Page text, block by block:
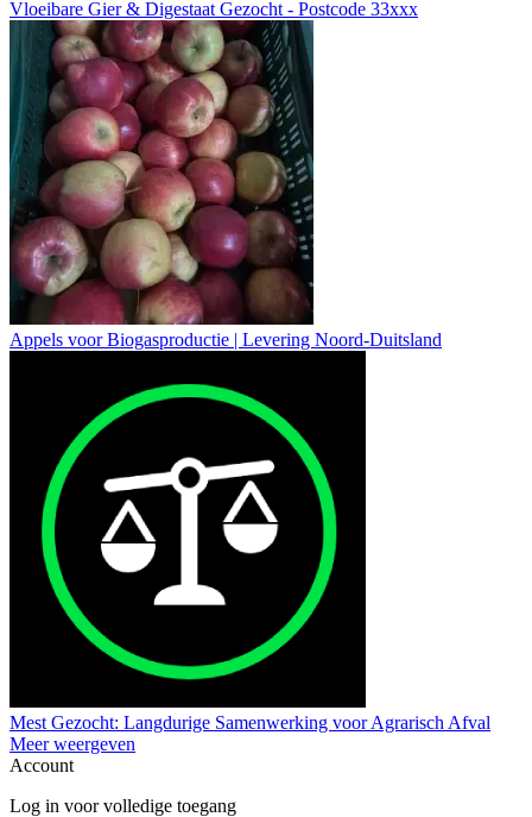
Vloeibare Gier & Digestaat Gezocht - Postcode 33xxx
Appels voor Biogasproductie | Levering Noord-Duitsland
Mest Gezocht: Langdurige Samenwerking voor Agrarisch Afval
Meer weergeven
Account
Log in voor volledige toegang